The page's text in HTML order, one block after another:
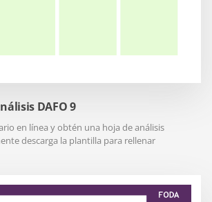
DAFO 9
en línea y obtén una hoja de análisis
descarga la plantilla para rellenar